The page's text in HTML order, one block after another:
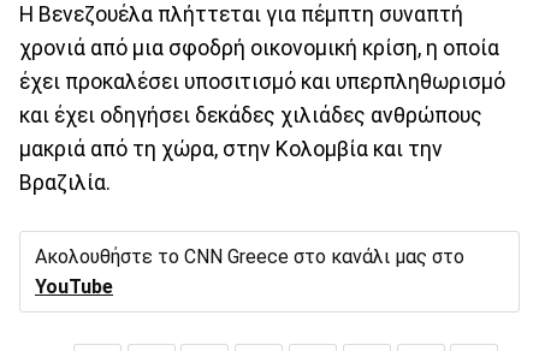
Η Βενεζουέλα πλήττεται για πέμπτη συναπτή
χρονιά από μια σφοδρή οικονομική κρίση, η οποία
έχει προκαλέσει υποσιτισμό και υπερπληθωρισμό
και έχει οδηγήσει δεκάδες χιλιάδες ανθρώπους
μακριά από τη χώρα, στην Κολομβία και την
Βραζιλία.
Ακολουθήστε το CNN Greece στο κανάλι μας στο
YouTube